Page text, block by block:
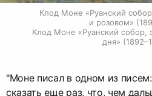
Клод Моне «Руанский
и розовом»
Клод Моне «Руанский собор,
дня»
"Моне писал в одном из
сказать еще раз, что, чем